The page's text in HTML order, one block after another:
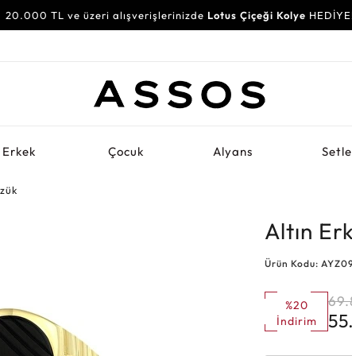
20.000 TL ve üzeri alışverişlerinizde Lotus Çiçeği Kolye
Erkek Çocuk Alyans
Altın
Ürün Kodu:
%20
İndirim